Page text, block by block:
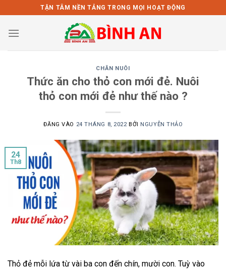
qua
nội
TẬN TÂM NỀN TẢNG TRONG MỌI HOẠT ĐỘNG
CHĂN NUÔI
Thức ăn cho thỏ con mới đẻ. Nuôi
thỏ con mới đẻ như thế nào ?
ĐĂNG VÀO 24 THÁNG 8, 2022 BỞI NGUYỄN THẢO
24
Th8
Thỏ đẻ mỗi lứa từ vài ba con đến chín, mười con. Tuỳ vào